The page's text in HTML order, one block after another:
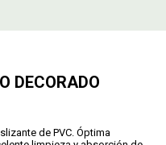
DECORADO
de PVC. Óptima